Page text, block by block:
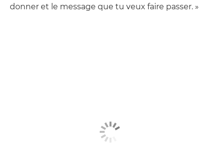
donner et le message que tu veux faire passer. »